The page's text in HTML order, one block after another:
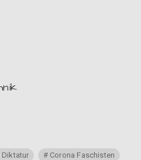
Diktatur
Corona Faschisten